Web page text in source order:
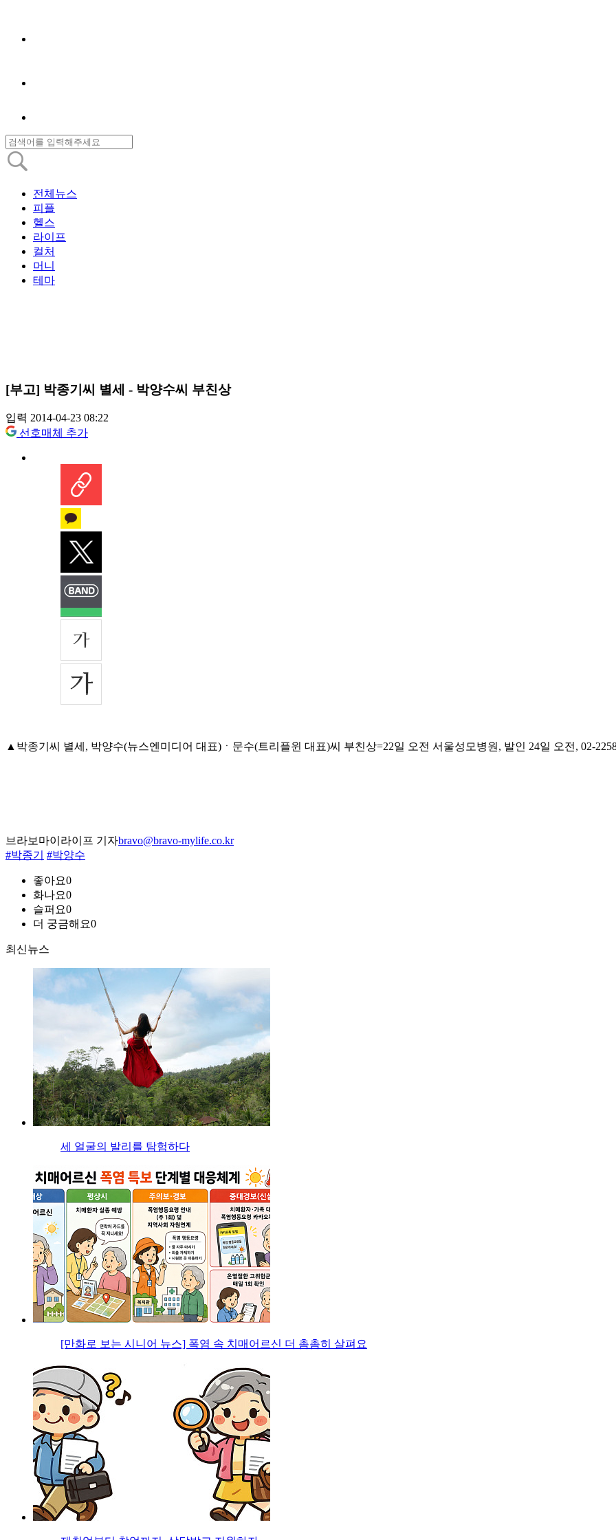
전체뉴스
피플
헬스
라이프
컬처
머니
테마
[부고] 박종기씨 별세 - 박양수씨 부친상
입력 2014-04-23 08:22
선호매체 추가
▲박종기씨 별세, 박양수(뉴스엔미디어 대표)ㆍ문수(트리플윈 대표)씨 부친상=22일 오전 서울성모병원, 발인 24일 오전, 02-
브라보마이라이프 기자bravo@bravo-mylife.co.kr
#박종기
#박양수
좋아요0
화나요0
슬퍼요0
더 궁금해요0
최신뉴스
세 얼굴의 발리를 탐험하다
[만화로 보는 시니어 뉴스] 폭염 속 치매어르신 더 촘촘히 살펴요